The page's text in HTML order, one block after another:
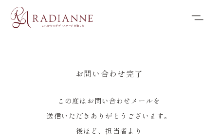
お問い合わせ完了
この度はお問い合わせメールを
送信いただきありがとうございます。
後ほど、担当者より